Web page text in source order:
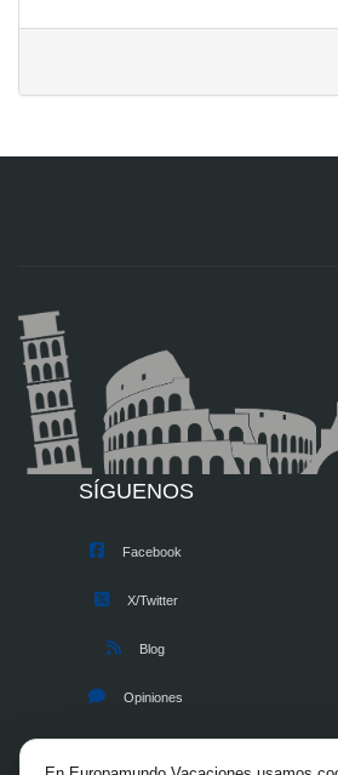
SÍGUENOS
Facebook
X/Twitter
Blog
Opiniones